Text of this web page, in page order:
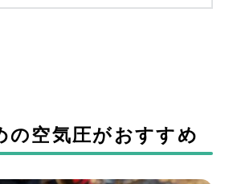
の空気圧がおすすめ